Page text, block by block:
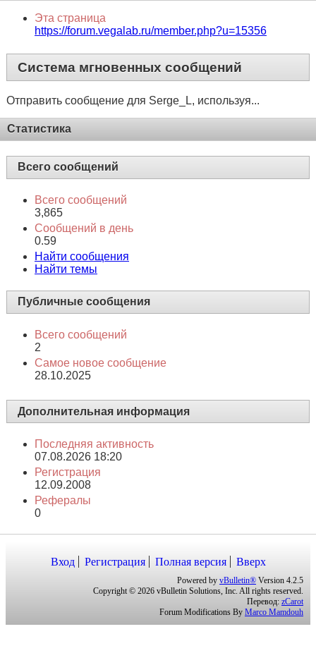
Эта страница
https://forum.vegalab.ru/member.php?u=15356
Система мгновенных сообщений
Отправить сообщение для Serge_L, используя...
Статистика
Всего сообщений
Всего сообщений
3,865
Сообщений в день
0.59
Найти сообщения
Найти темы
Публичные сообщения
Всего сообщений
2
Самое новое сообщение
28.10.2025
Дополнительная информация
Последняя активность
07.08.2026 18:20
Регистрация
12.09.2008
Рефералы
0
Вход Регистрация Полная версия Вверх
Powered by vBulletin® Version 4.2.5
Copyright © 2026 vBulletin Solutions, Inc. All rights reserved.
Перевод: zCarot
Forum Modifications By Marco Mamdouh